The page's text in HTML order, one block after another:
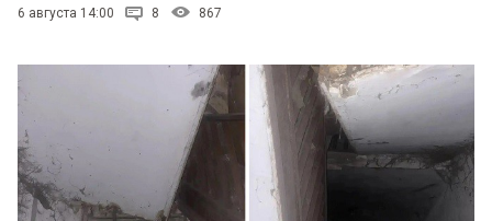
6 августа 14:00 8 867